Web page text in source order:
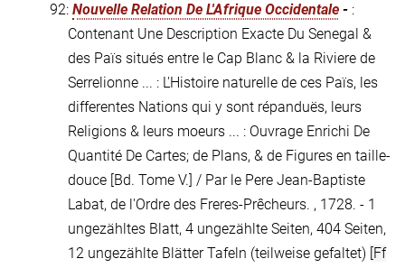
92: Nouvelle Relation De L'Afrique Occidentale - :
Contenant Une Description Exacte Du Senegal &
des Païs situés entre le Cap Blanc & la Riviere de
Serrelionne ... : L'Histoire naturelle de ces Païs, les
differentes Nations qui y sont répanduës, leurs
Religions & leurs moeurs ... : Ouvrage Enrichi De
Quantité De Cartes; de Plans, & de Figures en taille-
douce [Bd. Tome V.] / Par le Pere Jean-Baptiste
Labat, de l'Ordre des Freres-Prêcheurs. , 1728. - 1
ungezähltes Blatt, 4 ungezählte Seiten, 404 Seiten,
12 ungezählte Blätter Tafeln (teilweise gefaltet) [Ff